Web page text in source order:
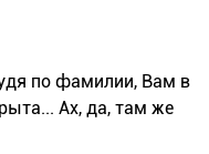
по фамилии, Вам в
Ах, да, там же